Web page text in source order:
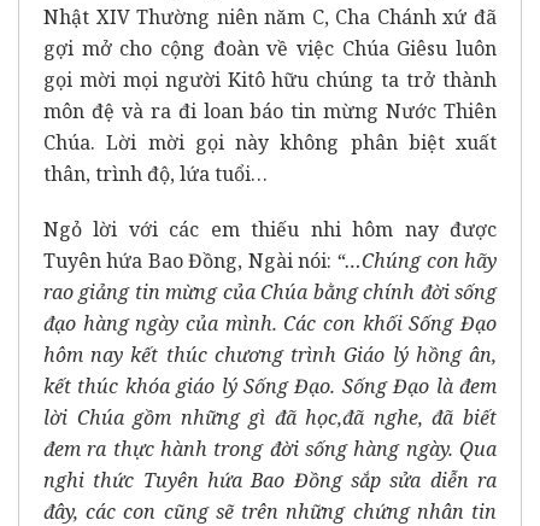
Nhật XIV Thường niên năm C, Cha Chánh xứ đã
gợi mở cho cộng đoàn về việc Chúa Giêsu luôn
gọi mời mọi người Kitô hữu chúng ta trở thành
môn đệ và ra đi loan báo tin mừng Nước Thiên
Chúa. Lời mời gọi này không phân biệt xuất
thân, trình độ, lứa tuổi…
Ngỏ lời với các em thiếu nhi hôm nay được
Tuyên hứa Bao Đồng, Ngài nói: “…Chúng con hãy
rao giảng tin mừng của Chúa bằng chính đời sống
đạo hàng ngày của mình. Các con khối Sống Đạo
hôm nay kết thúc chương trình Giáo lý hồng ân,
kết thúc khóa giáo lý Sống Đạo. Sống Đạo là đem
lời Chúa gồm những gì đã học,đã nghe, đã biết
đem ra thực hành trong đời sống hàng ngày. Qua
nghi thức Tuyên hứa Bao Đồng sắp sửa diễn ra
đây, các con cũng sẽ trên những chứng nhân tin